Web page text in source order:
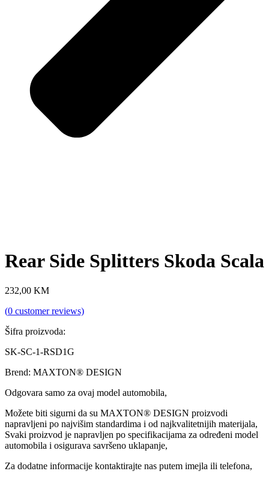
Rear Side Splitters Skoda Scala
232,00 KM
(0 customer reviews)
Šifra proizvoda:
SK-SC-1-RSD1G
Brend: MAXTON® DESIGN
Odgovara samo za ovaj model automobila,
Možete biti sigurni da su MAXTON® DESIGN proizvodi
napravljeni po najvišim standardima i od najkvalitetnijih materijala,
Svaki proizvod je napravljen po specifikacijama za određeni model
automobila i osigurava savršeno uklapanje,
Za dodatne informacije kontaktirajte nas putem imejla ili telefona,